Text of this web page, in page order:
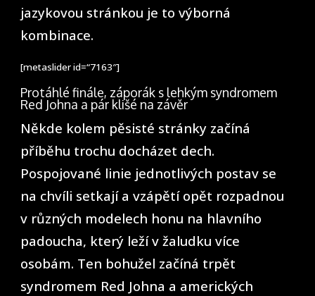
jazykovou stránkou je to výborná
kombinace.
[metaslider id=“7163″]
Protáhlé finále, záporák s lehkým syndromem
Red Johna a pár klišé na závěr
Někde kolem pěsisté stránky začíná
příběhu trochu docházet dech.
Pospojované linie jednotlivých postav se
na chvíli setkají a vzápětí opět rozpadnou
v různých modelech honu na hlavního
padoucha, který leží v žaludku více
osobám. Ten bohužel začíná trpět
syndromem Red Johna a amerických